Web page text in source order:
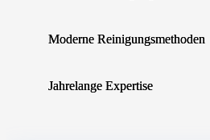
Moderne Reinigungsmethoden
Jahrelange Expertise